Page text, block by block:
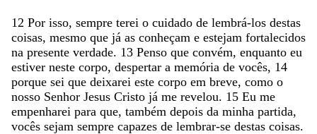
12 Por isso, sempre terei o cuidado de lembrá-los destas
coisas, mesmo que já as conheçam e estejam fortalecidos
na presente verdade. 13 Penso que convém, enquanto eu
estiver neste corpo, despertar a memória de vocês, 14
porque sei que deixarei este corpo em breve, como o
nosso Senhor Jesus Cristo já me revelou. 15 Eu me
empenharei para que, também depois da minha partida,
vocês sejam sempre capazes de lembrar-se destas coisas.